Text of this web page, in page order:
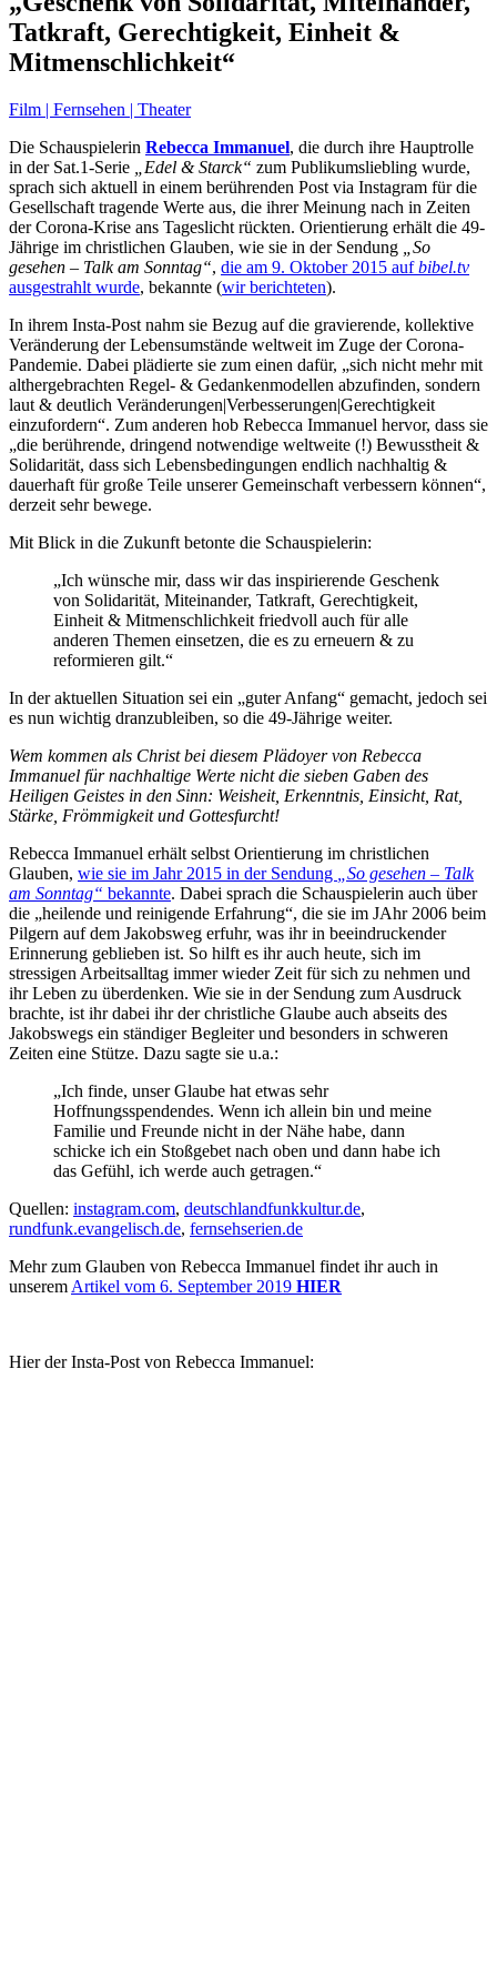
Tatkraft, Gerechtigkeit, Einheit &
Mitmenschlichkeit“
Film | Fernsehen | Theater
Die Schauspielerin Rebecca Immanuel, die durch ihre Hauptrolle
in der Sat.1-Serie
„Edel & Starck“ zum Publikumsliebling wurde,
sprach sich aktuell in einem berührenden Post via Instagram für die
Gesellschaft tragende Werte aus, die ihrer Meinung nach in Zeiten
der Corona-Krise ans Tageslicht rückten. Orientierung erhält die 49-
Jährige im christlichen Glauben, wie sie in der Sendung
„So
gesehen – Talk am Sonntag“, die am 9. Oktober 2015 aufbibel.tv
ausgestrahlt wurde, bekannte (wir berichteten).
In ihrem Insta-Post nahm sie Bezug auf die gravierende, kollektive
Veränderung der Lebensumstände weltweit im Zuge der Corona-
Pandemie. Dabei plädierte sie zum einen dafür, „sich nicht mehr mit
althergebrachten Regel- & Gedankenmodellen abzufinden, sondern
laut & deutlich Veränderungen|Verbesserungen|Gerechtigkeit
einzufordern“. Zum anderen hob Rebecca Immanuel hervor, dass sie
„die berührende, dringend notwendige weltweite (!) Bewusstheit &
Solidarität, dass sich Lebensbedingungen endlich nachhaltig &
dauerhaft für große Teile unserer Gemeinschaft verbessern können“,
derzeit sehr bewege.
Mit Blick in die Zukunft betonte die Schauspielerin:
„Ich wünsche mir, dass wir das inspirierende Geschenk
von Solidarität, Miteinander, Tatkraft, Gerechtigkeit,
Einheit & Mitmenschlichkeit friedvoll auch für alle
anderen Themen einsetzen, die es zu erneuern & zu
reformieren gilt.“
In der aktuellen Situation sei ein „guter Anfang“ gemacht, jedoch sei
es nun wichtig dranzubleiben, so die 49-Jährige weiter.
Wem kommen als Christ bei diesem Plädoyer von Rebecca
Immanuel für nachhaltige Werte nicht die sieben Gaben des
Heiligen Geistes in den Sinn: Weisheit, Erkenntnis, Einsicht, Rat,
Stärke, Frömmigkeit und Gottesfurcht!
Rebecca Immanuel erhält selbst Orientierung im christlichen
Glauben, wie sie im Jahr 2015 in der Sendung
„So gesehen – Talk
am Sonntag“ bekannte. Dabei sprach die Schauspielerin auch über
die „heilende und reinigende Erfahrung“, die sie im JAhr 2006 beim
Pilgern auf dem Jakobsweg erfuhr, was ihr in beeindruckender
Erinnerung geblieben ist. So hilft es ihr auch heute, sich im
stressigen Arbeitsalltag immer wieder Zeit für sich zu nehmen und
ihr Leben zu überdenken. Wie sie in der Sendung zum Ausdruck
brachte, ist ihr dabei ihr der christliche Glaube auch abseits des
Jakobswegs ein ständiger Begleiter und besonders in schweren
Zeiten eine Stütze. Dazu sagte sie u.a.:
„Ich finde, unser Glaube hat etwas sehr
Hoffnungsspendendes. Wenn ich allein bin und meine
Familie und Freunde nicht in der Nähe habe, dann
schicke ich ein Stoßgebet nach oben und dann habe ich
das Gefühl, ich werde auch getragen.“
Quellen: instagram.com, deutschlandfunkkultur.de,
rundfunk.evangelisch.de, fernsehserien.de
Mehr zum Glauben von Rebecca Immanuel findet ihr auch in
unserem Artikel vom 6. September 2019 HIER
Hier der Insta-Post von Rebecca Immanuel: